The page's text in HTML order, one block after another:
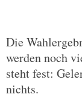
Die
werden noch
steht fest:
nichts.